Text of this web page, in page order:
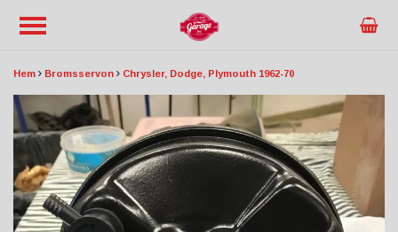
Hem Bromsservon Chrysler, Dodge, Plymouth 1962-70